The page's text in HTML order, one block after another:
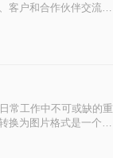
客户和合作伙伴交流的
常工作中不可或缺的重
换为图片格式是一个明